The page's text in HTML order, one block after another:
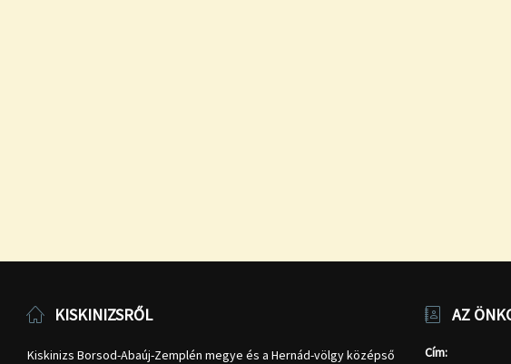
KISKINIZSRŐL
Kiskinizs Borsod-Abaúj-Zemplén megye és a Hernád-völgy középső
AZ
Cím: